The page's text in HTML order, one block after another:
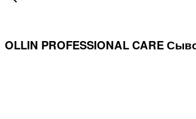
OLLIN PROFESSIONAL CARE